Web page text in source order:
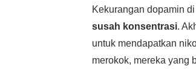
Kekurangan dopamin
susah konsentrasi.
untuk mendapatkan
merokok, mereka yang